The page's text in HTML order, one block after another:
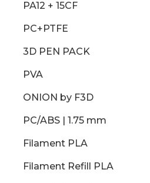
PA12 + 15CF
PC+PTFE
3D PEN PACK
PVA
ONION by F3D
PC/ABS | 1.75 mm
Filament PLA
Filament Refill PLA